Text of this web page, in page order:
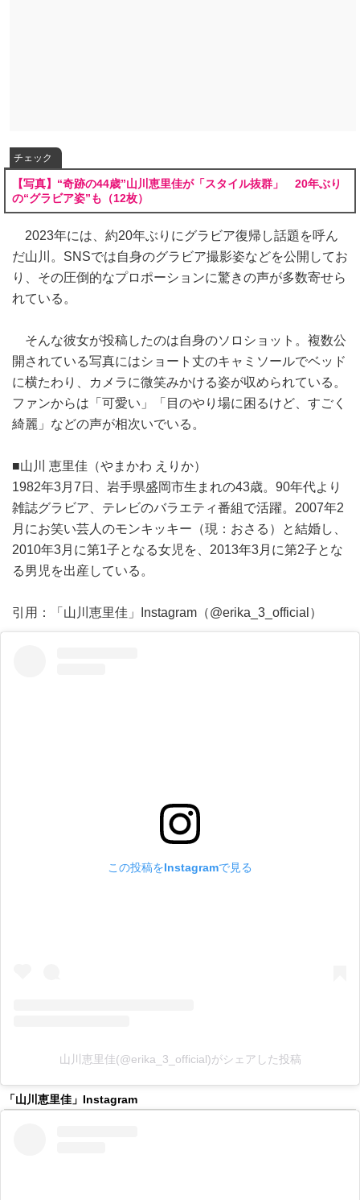
チェック
【写真】“奇跡の44歳”山川恵里佳が「スタイル抜群」 20年ぶり
の“グラビア姿”も（12枚）
2023年には、約20年ぶりにグラビア復帰し話題を呼ん
だ山川。SNSでは自身のグラビア撮影姿などを公開してお
り、その圧倒的なプロポーションに驚きの声が多数寄せら
れている。
そんな彼女が投稿したのは自身のソロショット。複数公
開されている写真にはショート丈のキャミソールでベッド
に横たわり、カメラに微笑みかける姿が収められている。
ファンからは「可愛い」「目のやり場に困るけど、すごく
綺麗」などの声が相次いでいる。
■山川 恵里佳（やまかわ えりか）
1982年3月7日、岩手県盛岡市生まれの43歳。90年代より
雑誌グラビア、テレビのバラエティ番組で活躍。2007年2
月にお笑い芸人のモンキッキー（現：おさる）と結婚し、
2010年3月に第1子となる女児を、2013年3月に第2子とな
る男児を出産している。
引用：「山川恵里佳」Instagram（@erika_3_official）
この投稿をInstagramで見る
山川恵里佳(@erika_3_official)がシェアした投稿
「山川恵里佳」Instagram